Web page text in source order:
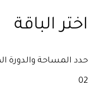
اختر الباقة
حدد المساحة والدورة
02